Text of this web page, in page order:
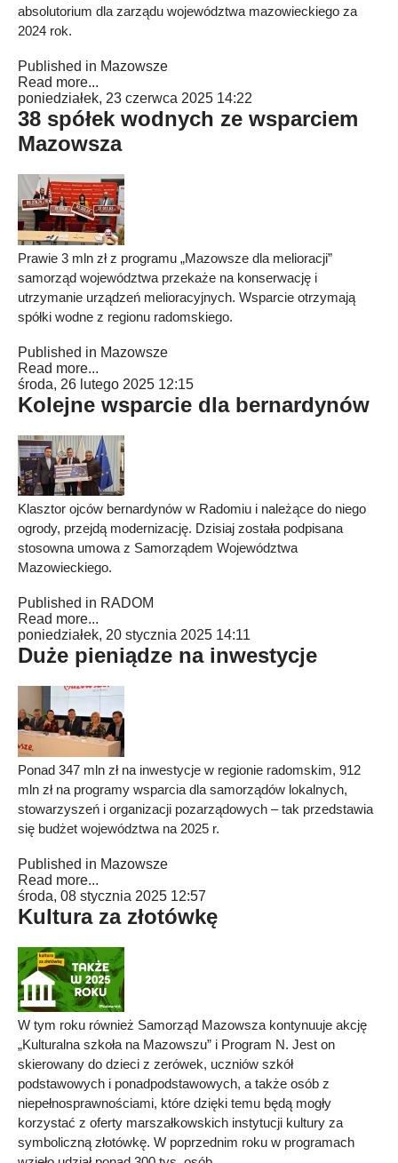
absolutorium dla zarządu województwa mazowieckiego za
2024 rok.
Published in Mazowsze
Read more...
poniedziałek, 23 czerwca 2025 14:22
38 spółek wodnych ze wsparciem
Mazowsza
Prawie 3 mln zł z programu „Mazowsze dla melioracji”
samorząd województwa przekaże na konserwację i
utrzymanie urządzeń melioracyjnych. Wsparcie otrzymają
spółki wodne z regionu radomskiego.
Published in Mazowsze
Read more...
środa, 26 lutego 2025 12:15
Kolejne wsparcie dla bernardynów
Klasztor ojców bernardynów w Radomiu i należące do niego
ogrody, przejdą modernizację. Dzisiaj została podpisana
stosowna umowa z Samorządem Województwa
Mazowieckiego.
Published in RADOM
Read more...
poniedziałek, 20 stycznia 2025 14:11
Duże pieniądze na inwestycje
Ponad 347 mln zł na inwestycje w regionie radomskim, 912
mln zł na programy wsparcia dla samorządów lokalnych,
stowarzyszeń i organizacji pozarządowych – tak przedstawia
się budżet województwa na 2025 r.
Published in Mazowsze
Read more...
środa, 08 stycznia 2025 12:57
Kultura za złotówkę
W tym roku również Samorząd Mazowsza kontynuuje akcję
„Kulturalna szkoła na Mazowszu” i Program N. Jest on
skierowany do dzieci z zerówek, uczniów szkół
podstawowych i ponadpodstawowych, a także osób z
niepełnosprawnościami, które dzięki temu będą mogły
korzystać z oferty marszałkowskich instytucji kultury za
symboliczną złotówkę. W poprzednim roku w programach